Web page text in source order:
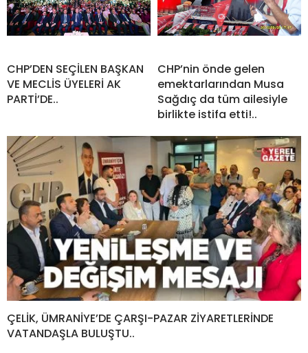
CHP’DEN SEÇİLEN BAŞKAN
VE MECLİS ÜYELERİ AK
PARTİ’DE..
CHP’nin önde gelen
emektarlarından Musa
Sağdıç da tüm ailesiyle
birlikte istifa etti!..
ÇELİK, ÜMRANİYE’DE ÇARŞI-PAZAR ZİYARETLERİNDE
VATANDAŞLA BULUŞTU..